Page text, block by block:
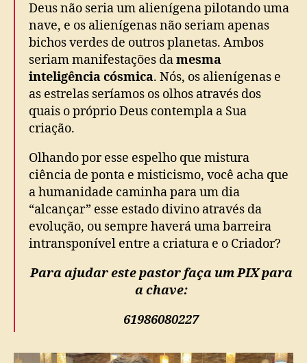
Deus não seria um alienígena pilotando uma
nave, e os alienígenas não seriam apenas
bichos verdes de outros planetas. Ambos
seriam manifestações damesma
inteligência cósmica. Nós, os alienígenas e
as estrelas seríamos os olhos através dos
quais o próprio Deus contempla a Sua
criação.
Olhando por esse espelho que mistura
ciência de ponta e misticismo, você acha que
a humanidade caminha para um dia
“alcançar” esse estado divino através da
evolução, ou sempre haverá uma barreira
intransponível entre a criatura e o Criador?
Para ajudar este pastor faça um PIX para
a chave:
61986080227